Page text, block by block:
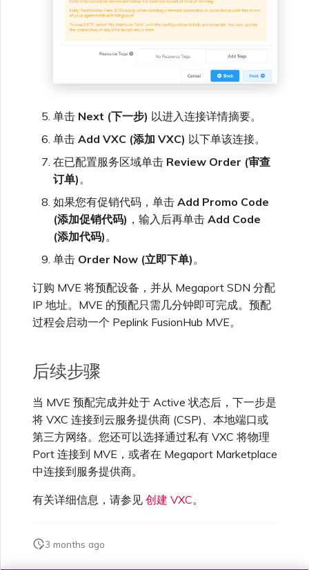
单击 Next (下一步) 以进入连接详情摘要。
单击 Add VXC (添加 VXC) 以下单该连接。
在已配置服务区域单击 Review Order (审查
订单) 。
如果您有促销代码，单击 Add Promo Code
(添加促销代码) ，输入后再单击 Add Code
(添加代码) 。
单击 Order Now (立即下单) 。
订购 MVE 将预配设备，并从 Megaport SDN 分配
IP 地址。MVE 的预配只需几分钟即可完成。预配
过程会启动一个 Peplink FusionHub MVE。
后续步骤
当 MVE 预配完成并处于 Active 状态后，下一步是
将 VXC 连接到云服务提供商 (CSP)、本地端口或
第三方网络。您还可以选择通过私有 VXC 将物理
Port 连接到 MVE，或者在 Megaport Marketplace
中连接到服务提供商。
有关详细信息，请参见 创建 VXC。
3 months ago